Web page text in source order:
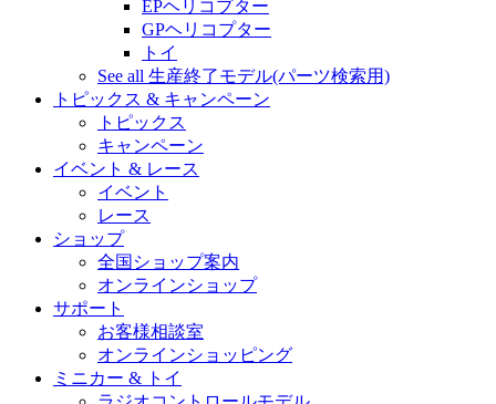
EPヘリコプター
GPヘリコプター
トイ
See all 生産終了モデル(パーツ検索用)
トピックス & キャンペーン
トピックス
キャンペーン
イベント & レース
イベント
レース
ショップ
全国ショップ案内
オンラインショップ
サポート
お客様相談室
オンラインショッピング
ミニカー & トイ